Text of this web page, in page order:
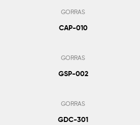
GORRAS
CAP-010
GORRAS
GSP-002
GORRAS
GDC-301